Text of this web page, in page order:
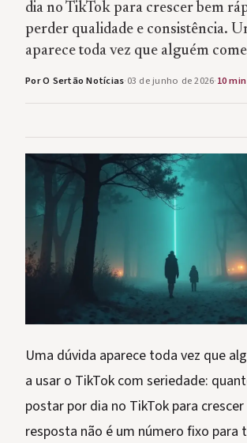
dia no TikTok para crescer bem
perder qualidade e consistência.
aparece toda vez que alguém
Por O Sertão Notícias·03 de junho de 2026·10
Uma dúvida aparece toda vez que
a usar o TikTok com seriedade:
postar por dia no TikTok para
resposta não é um número fixo para